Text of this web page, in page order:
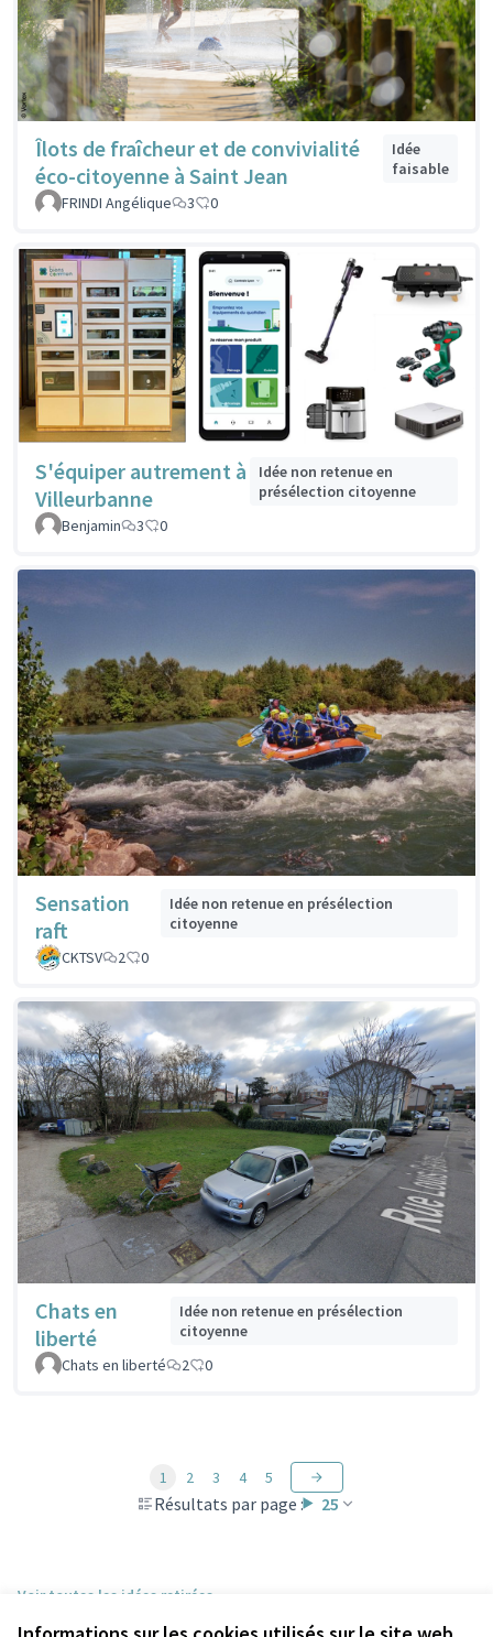
Îlots de fraîcheur et de convivialité
éco-citoyenne à Saint Jean
Idée
faisable
FRINDI Angélique
3 0
S'équiper autrement à
Villeurbanne
Idée non retenue en
présélection citoyenne
Benjamin
3 0
Sensation
raft
Idée non retenue en présélection
citoyenne
CKTSV
2 0
Chats en
liberté
Idée non retenue en présélection
citoyenne
Chats en liberté
2 0
Résultats par page : 25
1 2 3 4 5
Voir toutes les idées retirées